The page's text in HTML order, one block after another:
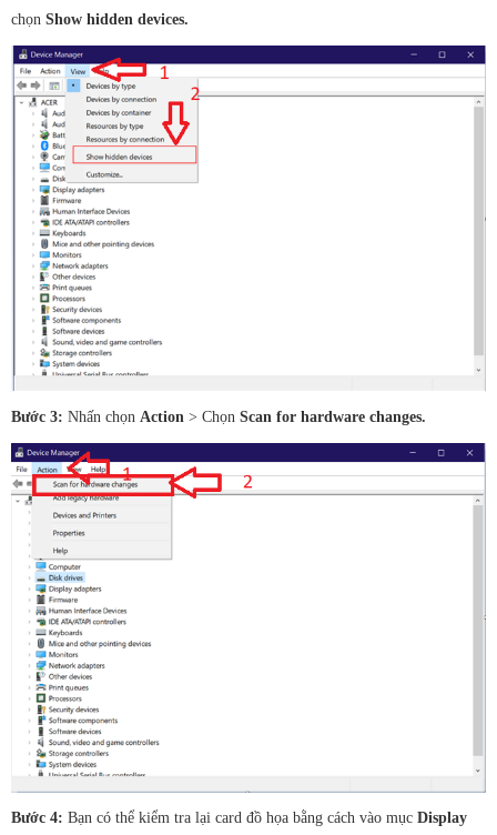
chọn Show hidden devices.
Bước 3: Nhấn chọn Action > Chọn Scan for hardware changes.
Bước 4: Bạn có thể kiểm tra lại card đồ họa bằng cách vào mục Display